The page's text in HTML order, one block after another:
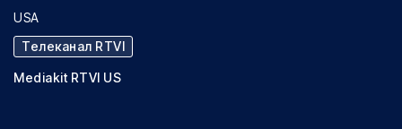
USA
Телеканал RTVI
Mediakit RTVI US